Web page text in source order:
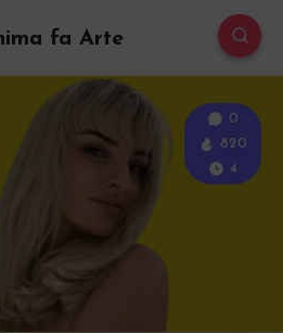
fa Arte
0
820
4